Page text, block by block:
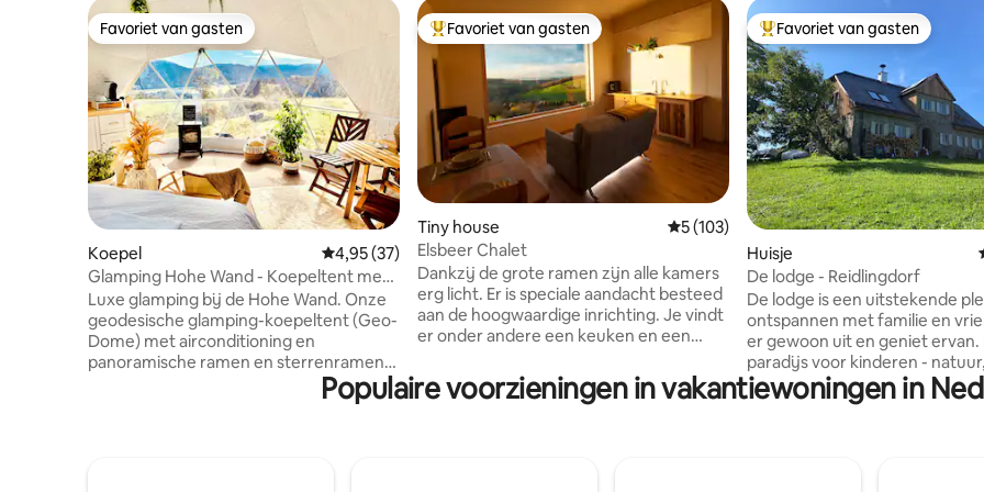
Favoriet van gasten
Favoriet van gasten
Koepel Gemiddelde beoordeling van 4,95 uit 5, 37 recensies
4,95 (37)
Glamping Hohe Wand - Koepeltent met
sterrenvenster
Luxe glamping bij de Hohe Wand. Onze
geodesische glamping-koepeltent (Geo-
Dome) met airconditioning en
panoramische ramen en sterrenramen
biedt natuur, romantiek en een echt
Topfavoriet van gasten
Favoriet van gasten
Tiny house Gemiddelde beoordeling van 5 uit 5, 103
5 (103)
Elsbeer Chalet
Dankzij de grote ramen zijn alle kamers
erg licht. Er is speciale aandacht besteed
aan de hoogwaardige inrichting. Je vindt
er onder andere een keuken en een
elzenhout. Er is gratis wifi in het hele
chalet, maar deze kan ook op verzoek
Topfavoriet van gasten
Favoriet van gasten
Huisje
De lodge - Reidlingdorf
De lodge is een uitstekende
ontspannen met familie en
er gewoon uit en geniet ervan.
paradijs voor kinderen -
vrije ruimte - om stoom af te
Geen buren die worden
over het Mostviertel. Geniet
Populaire voorzieningen in vakantiewoningen in